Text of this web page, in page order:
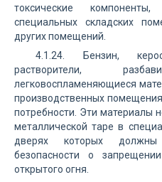
токсические
специальных складских
других помещений.
4.1.24. Бензин,
растворители,
легковоспламеняющиеся
производственных
потребности. Эти материалы
металлической таре в
дверях которых
безопасности о
открытого огня.